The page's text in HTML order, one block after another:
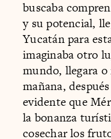
buscaba
y su potencial,
Yucatán para
imaginaba otro
mundo, llegara
mañana,
evidente que
la bonanza
cosechar los